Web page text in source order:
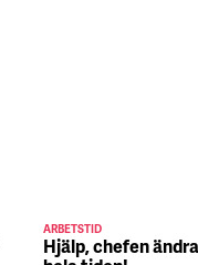
ARBETSTID
Hjälp, chefen